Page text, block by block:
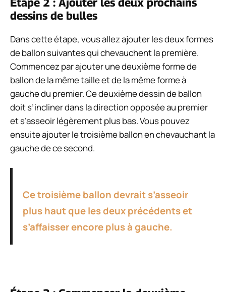
Étape 2 : Ajouter les deux prochains
dessins de bulles
Dans cette étape, vous allez ajouter les deux formes
de ballon suivantes qui chevauchent la première.
Commencez par ajouter une deuxième forme de
ballon de la même taille et de la même forme à
gauche du premier. Ce deuxième dessin de ballon
doit s’incliner dans la direction opposée au premier
et s’asseoir légèrement plus bas. Vous pouvez
ensuite ajouter le troisième ballon en chevauchant la
gauche de ce second.
Ce troisième ballon devrait s’asseoir
plus haut que les deux précédents et
s’affaisser encore plus à gauche.